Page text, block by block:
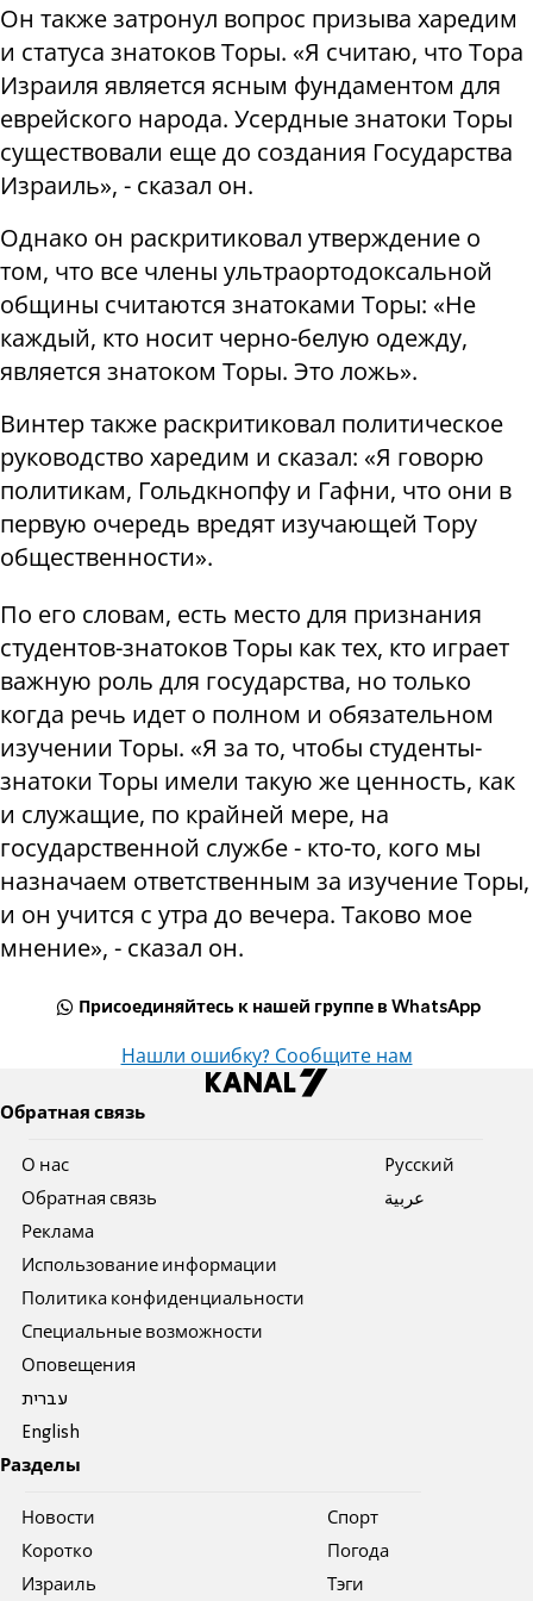
Он также затронул вопрос призыва харедим
и статуса знатоков Торы. «Я считаю, что Тора
Израиля является ясным фундаментом для
еврейского народа. Усердные знатоки Торы
существовали еще до создания Государства
Израиль», - сказал он.
Однако он раскритиковал утверждение о
том, что все члены ультраортодоксальной
общины считаются знатоками Торы: «Не
каждый, кто носит черно-белую одежду,
является знатоком Торы. Это ложь».
Винтер также раскритиковал политическое
руководство харедим и сказал: «Я говорю
политикам, Гольдкнопфу и Гафни, что они в
первую очередь вредят изучающей Тору
общественности».
По его словам, есть место для признания
студентов-знатоков Торы как тех, кто играет
важную роль для государства, но только
когда речь идет о полном и обязательном
изучении Торы. «Я за то, чтобы студенты-
знатоки Торы имели такую ​​же ценность, как
и служащие, по крайней мере, на
государственной службе - кто-то, кого мы
назначаем ответственным за изучение Торы,
и он учится с утра до вечера. Таково мое
мнение», - сказал он.
Присоединяйтесь к нашей группе в WhatsApp
Нашли ошибку? Сообщите нам
Обратная связь
О нас
Обратная связь
Реклама
Использование информации
Политика конфиденциальности
Специальные возможности
Оповещения
עברית
English
Pусский
عربية
Разделы
Новости
Коротко
Израиль
Спорт
Погода
Тэги